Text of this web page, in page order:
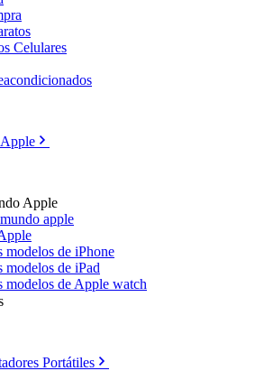
Celulares
Apple
apple
modelos de iPhone
modelos de iPad
modelos de Apple watch
Portátiles